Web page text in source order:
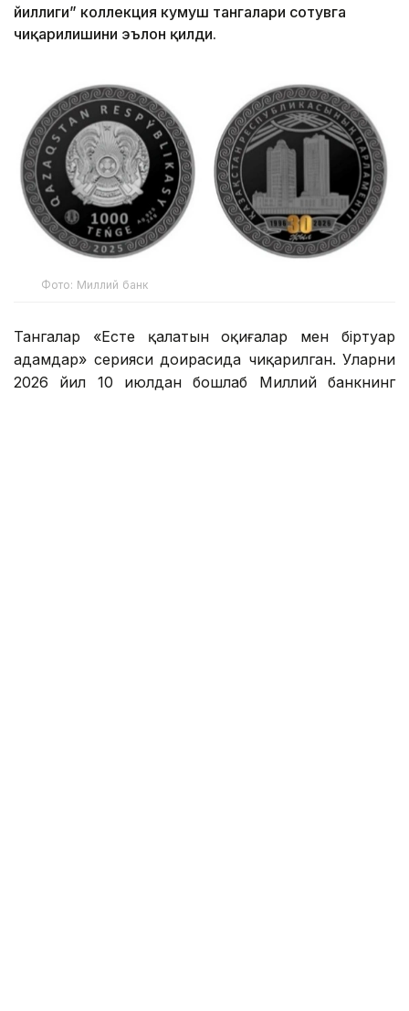
йиллиги” коллекция кумуш тангалари сотувга
чиқарилишини эълон қилди.
Фото: Миллий банк
Тангалар «Есте қалатын оқиғалар мен біртуар
адамдар» серияси доирасида чиқарилган. Уларни
2026 йил 10 июлдан бошлаб Миллий банкнинг